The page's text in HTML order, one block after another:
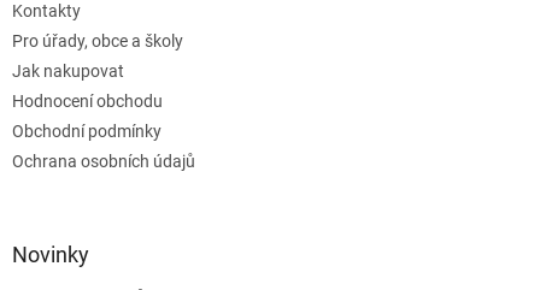
Kontakty
Pro úřady, obce a školy
Jak nakupovat
Hodnocení obchodu
Obchodní podmínky
Ochrana osobních údajů
Novinky